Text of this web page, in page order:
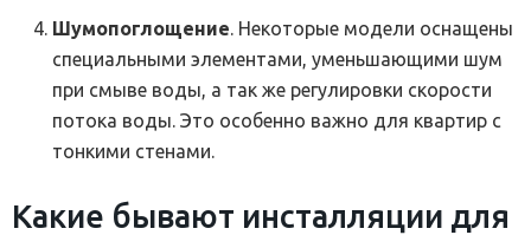
Шумопоглощение. Некоторые модели оснащены
специальными элементами, уменьшающими шум
при смыве воды, а так же регулировки скорости
потока воды. Это особенно важно для квартир с
тонкими стенами.
Какие бывают инсталляции для